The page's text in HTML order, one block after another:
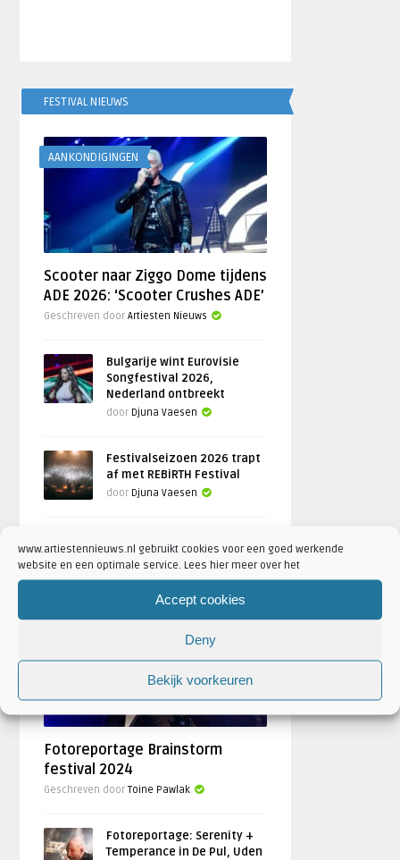
www.artiestennieuws.nl gebruikt cookies voor een goed werkende
website en een optimale service. Lees hier meer over het
Accept cookies
Deny
Bekijk voorkeuren
FESTIVAL NIEUWS
AANKONDIGINGEN
Scooter naar Ziggo Dome tijdens
ADE 2026: ‘Scooter Crushes ADE’
Geschreven doorArtiesten Nieuws
Bulgarije wint Eurovisie
Songfestival 2026,
Nederland ontbreekt
door Djuna Vaesen
Festivalseizoen 2026 trapt
af met REBiRTH Festival
door Djuna Vaesen
Fotoreportage Brainstorm
festival 2024
Geschreven doorToine Pawlak
Fotoreportage: Serenity +
Temperance in De Pul, Uden